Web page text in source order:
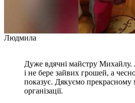
Людмила
Дуже вдячні майстру
і не бере зайвих грошей, а
показує. Дякуємо прекрасному
організації.